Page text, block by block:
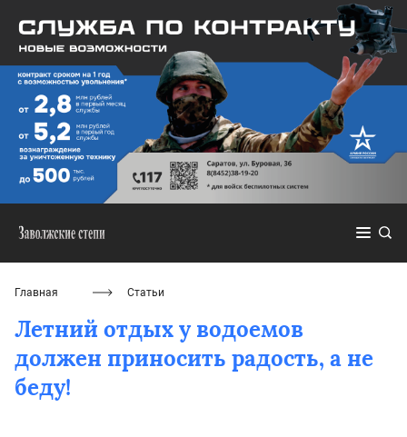
Главная Статьи
Летний отдых у водоемов
должен приносить радость, а не
беду!